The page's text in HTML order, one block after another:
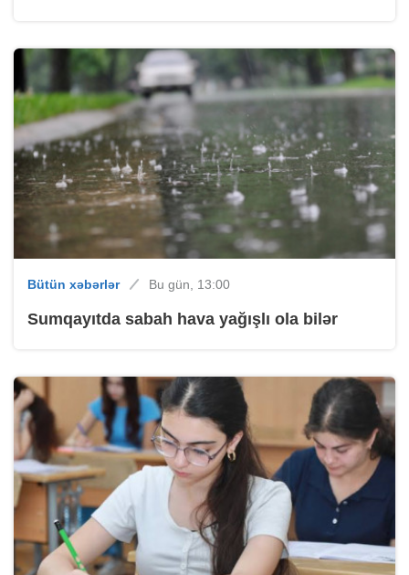
Bütün xəbərlər Bu gün, 13:00
Sumqayıtda sabah hava yağışlı ola bilər